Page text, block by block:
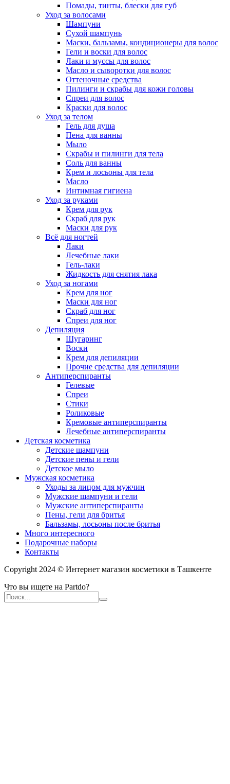
Помады, тинты, блески для губ
Уход за волосами
Шампуни
Сухой шампунь
Маски, бальзамы, кондиционеры для волос
Гели и воски для волос
Лаки и муссы для волос
Масло и сыворотки для волос
Оттеночные средства
Пилинги и скрабы для кожи головы
Спреи для волос
Краски для волос
Уход за телом
Гель для душа
Пена для ванны
Мыло
Скрабы и пилинги для тела
Соль для ванны
Крем и лосьоны для тела
Масло
Интимная гигиена
Уход за руками
Крем для рук
Скраб для рук
Маски для рук
Всё для ногтей
Лаки
Лечебные лаки
Гель-лаки
Жидкость для снятия лака
Уход за ногами
Крем для ног
Маски для ног
Скраб для ног
Спреи для ног
Депиляция
Шугаринг
Воски
Крем для депиляции
Прочие средства для депиляции
Антиперспиранты
Гелевые
Спреи
Стики
Роликовые
Кремовые антиперспиранты
Лечебные антиперспиранты
Детская косметика
Детские шампуни
Детские пены и гели
Детское мыло
Мужская косметика
Уходы за лицом для мужчин
Мужские шампуни и гели
Мужские антиперспиранты
Пены, гели для бритья
Бальзамы, лосьоны после бритья
Много интересного
Подарочные наборы
Контакты
Copyright 2024 © Интернет магазин косметики в Ташкенте
Что вы ищете на Partdo?